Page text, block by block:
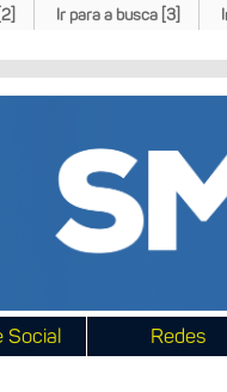
Ir para a busca [3]
Social Redes